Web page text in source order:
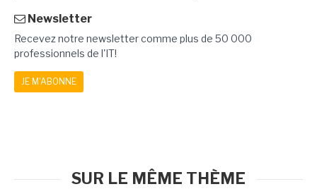
Newsletter
Recevez notre newsletter comme plus de 50 000
professionnels de l'IT!
JE M'ABONNE
SUR LE MÊME THÈME